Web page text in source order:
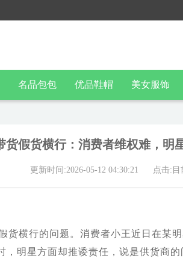
名品包包 优品鞋帽 美女服饰
货假货横行：消费者维权难，明
更新时间:2026-05-12 04:30:21 点击:
货横行的问题。消费者小王近日在某
，明星方面却推诿责任，说是供货商